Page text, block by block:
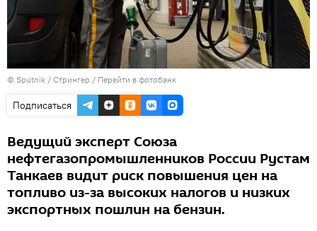
© Sputnik / Стрингер / Перейти в фотобанк
Подписаться
Ведущий эксперт Союза
нефтегазопромышленников России Рустам
Танкаев видит риск повышения цен на
топливо из-за высоких налогов и низких
экспортных пошлин на бензин.